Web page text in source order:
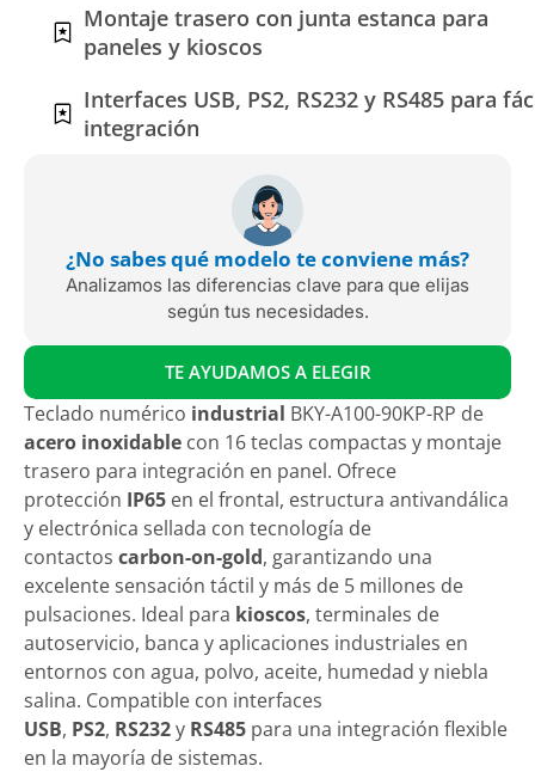
Montaje trasero con junta estanca para
paneles y kioscos
Interfaces USB, PS2, RS232 y RS485 para
integración
¿No sabes qué modelo te conviene más?
Analizamos las diferencias clave para que elijas
según tus necesidades.
TE AYUDAMOS A ELEGIR
Teclado numérico industrial BKY-A100-90KP-RP de
acero inoxidable con 16 teclas compactas y montaje
trasero para integración en panel. Ofrece
protección IP65 en el frontal, estructura antivandálica
y electrónica sellada con tecnología de
contactos carbon-on-gold, garantizando una
excelente sensación táctil y más de 5 millones de
pulsaciones. Ideal para kioscos, terminales de
autoservicio, banca y aplicaciones industriales en
entornos con agua, polvo, aceite, humedad y niebla
salina. Compatible con interfaces
USB, PS2, RS232y RS485 para una integración flexible
en la mayoría de sistemas.